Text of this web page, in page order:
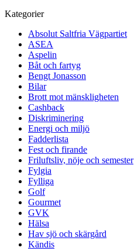
Kategorier
Absolut Saltfria Vägpartiet
ASEA
Aspelin
Båt och fartyg
Bengt Jonasson
Bilar
Brott mot mänskligheten
Cashback
Diskriminering
Energi och miljö
Fadderlista
Fest och firande
Friluftsliv, nöje och semester
Fylgia
Fylliga
Golf
Gourmet
GVK
Hälsa
Hav sjö och skärgård
Kändis